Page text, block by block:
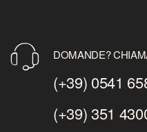
DOMANDE?
(+39) 0541
(+39) 351